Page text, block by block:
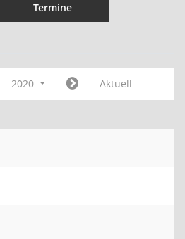
Termine
2020 Aktuell